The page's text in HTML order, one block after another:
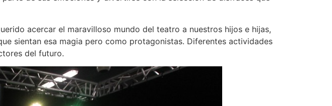
acercar el maravilloso mundo del teatro a nuestros hijos e hijas,
sientan esa magia pero como protagonistas. Diferentes actividades
del futuro.